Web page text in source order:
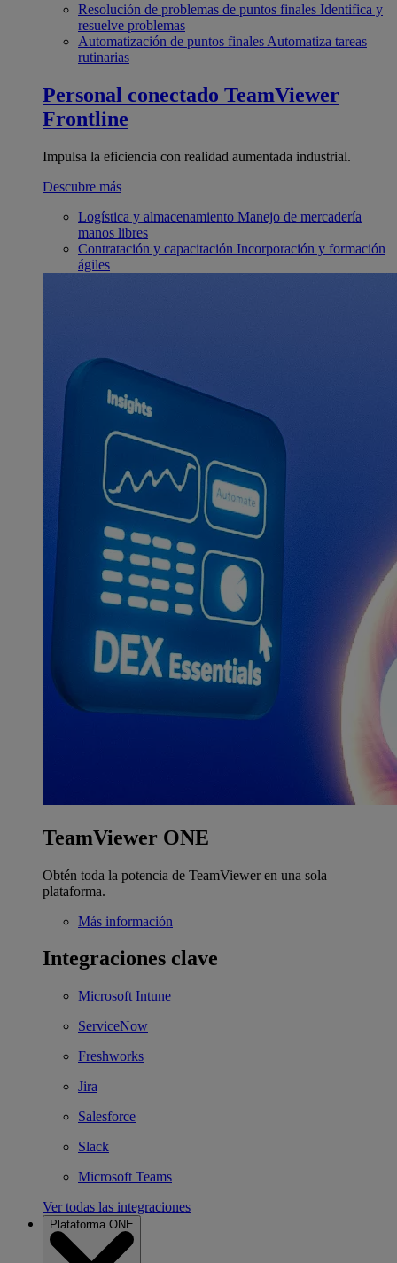
Resolución de problemas de puntos finales Identifica y
resuelve problemas
Automatización de puntos finales Automatiza tareas
rutinarias
Personal conectado TeamViewer
Frontline
Impulsa la eficiencia con realidad aumentada industrial.
Descubre más
Logística y almacenamiento Manejo de mercadería
manos libres
Contratación y capacitación Incorporación y formación
ágiles
TeamViewer ONE
Obtén toda la potencia de TeamViewer en una sola
plataforma.
Más información
Integraciones clave
Microsoft Intune
ServiceNow
Freshworks
Jira
Salesforce
Slack
Microsoft Teams
Ver todas las integraciones
Plataforma ONE